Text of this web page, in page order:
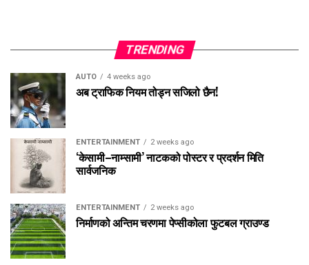
TRENDING
AUTO 4 weeks ago
अब ट्राफिक नियम तोड्न सजिलो छैन!
ENTERTAINMENT 2 weeks ago
‘केसामी–नाम्सामी’ नाटकको पोस्टर र प्रदर्शन मिति
सार्वजनिक
ENTERTAINMENT 2 weeks ago
निर्माणको अन्तिम चरणमा पेप्सीकोला फुटबल ग्राउण्ड